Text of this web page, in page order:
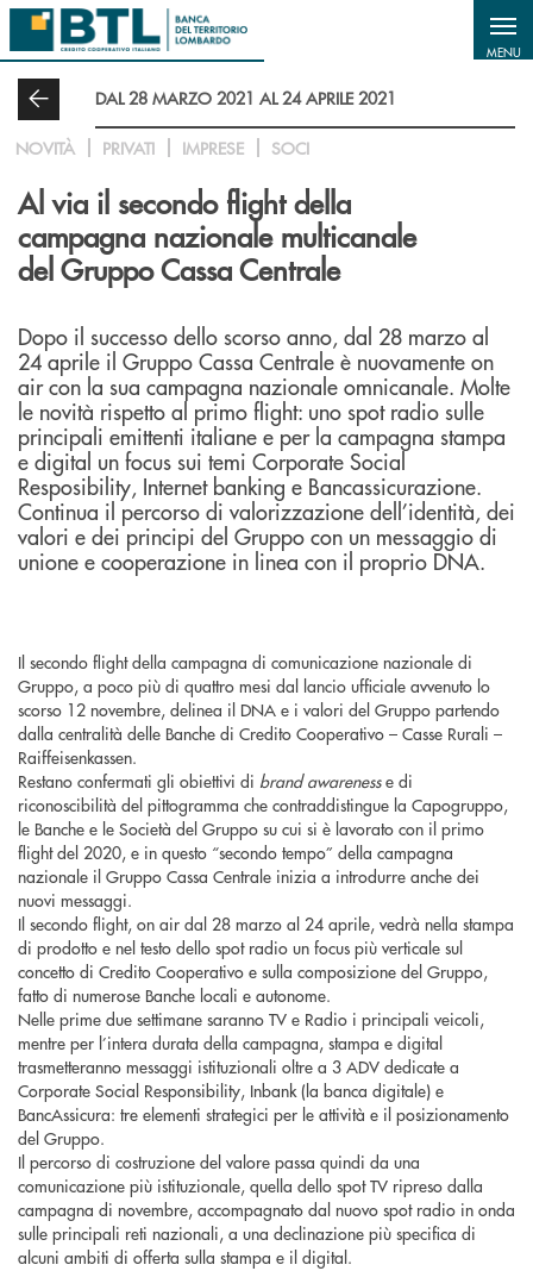
Salta al contenuto principale
MENU
DAL 28 MARZO 2021 AL 24 APRILE 2021
NOVITÀ PRIVATI IMPRESE SOCI
Al via il secondo flight della
campagna nazionale multicanale
del Gruppo Cassa Centrale
Dopo il successo dello scorso anno, dal 28 marzo al
24 aprile il Gruppo Cassa Centrale è nuovamente on
air con la sua campagna nazionale omnicanale. Molte
le novità rispetto al primo flight: uno spot radio sulle
principali emittenti italiane e per la campagna stampa
e digital un focus sui temi Corporate Social
Resposibility, Internet banking e Bancassicurazione.
Continua il percorso di valorizzazione dell’identità, dei
valori e dei principi del Gruppo con un messaggio di
unione e cooperazione in linea con il proprio DNA.
Il secondo flight della campagna di comunicazione nazionale di
Gruppo, a poco più di quattro mesi dal lancio ufficiale avvenuto lo
scorso 12 novembre, delinea il DNA e i valori del Gruppo partendo
dalla centralità delle Banche di Credito Cooperativo – Casse Rurali –
Raiffeisenkassen.
Restano confermati gli obiettivi di brand awarenesse di
riconoscibilità del pittogramma che contraddistingue la Capogruppo,
le Banche e le Società del Gruppo su cui si è lavorato con il primo
flight del 2020, e in questo “secondo tempo” della campagna
nazionale il Gruppo Cassa Centrale inizia a introdurre anche dei
nuovi messaggi.
Il secondo flight, on air dal 28 marzo al 24 aprile, vedrà nella stampa
di prodotto e nel testo dello spot radio un focus più verticale sul
concetto di Credito Cooperativo e sulla composizione del Gruppo,
fatto di numerose Banche locali e autonome.
Nelle prime due settimane saranno TV e Radio i principali veicoli,
mentre per l’intera durata della campagna, stampa e digital
trasmetteranno messaggi istituzionali oltre a 3 ADV dedicate a
Corporate Social Responsibility, Inbank (la banca digitale) e
BancAssicura: tre elementi strategici per le attività e il posizionamento
del Gruppo.
Il percorso di costruzione del valore passa quindi da una
comunicazione più istituzionale, quella dello spot TV ripreso dalla
campagna di novembre, accompagnato dal nuovo spot radio in onda
sulle principali reti nazionali, a una declinazione più specifica di
alcuni ambiti di offerta sulla stampa e il digital.